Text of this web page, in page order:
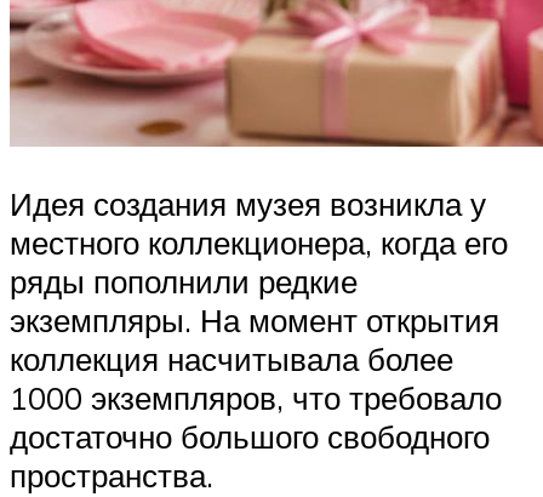
Идея создания музея возникла у
местного коллекционера, когда его
ряды пополнили редкие
экземпляры. На момент открытия
коллекция насчитывала более
1000 экземпляров, что требовало
достаточно большого свободного
пространства.